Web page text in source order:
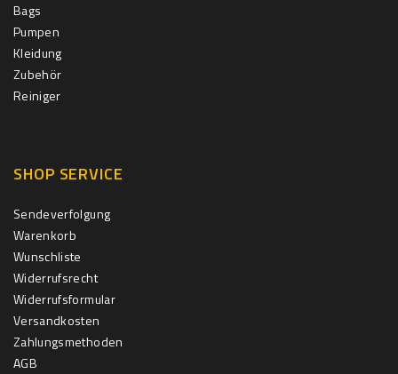
Bags
Pumpen
Kleidung
Zubehör
Reiniger
SHOP SERVICE
Sendeverfolgung
Warenkorb
Wunschliste
Widerrufsrecht
Widerrufsformular
Versandkosten
Zahlungsmethoden
AGB